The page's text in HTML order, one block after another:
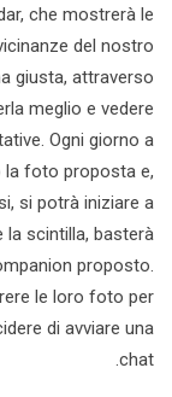
che mostrerà le
del nostro
giusta, attraverso
meglio e vedere
Ogni giorno a
la foto proposta e,
si potrà iniziare a
la scintilla, basterà
proposto.
le loro foto per
di avviare una
chat.